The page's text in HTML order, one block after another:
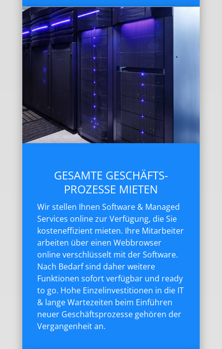
GESAMTE GESCHÄFTS-
PROZESSE MIETEN
Wir stellen Ihnen Software & Managed
Services online zur Verfügung, die Sie
kosteneffizient mieten. Ihre Mitarbeiter
arbeiten über einen Webbrowser
online verschlüsselt mit der Software.
Nach Bedarf sind daher weitere
Funktionen sofort verfügbar und ready
to go. Hohe Einzelinvestitionen in die IT
& lange Wartezeiten beim Einführen
neuer Geschäftsprozesse gehören der
Vergangenheit an.